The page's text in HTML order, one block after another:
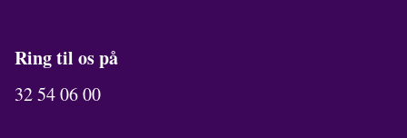
Ring til os på
32 54 06 00